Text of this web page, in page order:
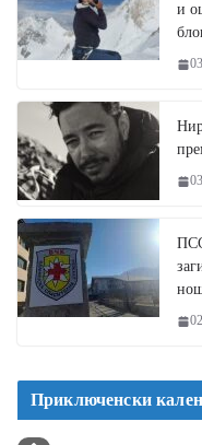
и
Приключенски